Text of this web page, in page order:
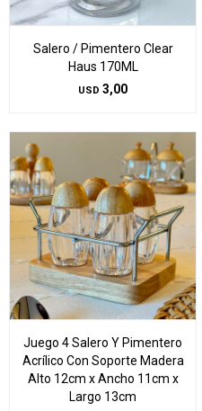
Salero / Pimentero Clear
Haus 170ML
USD 3,00
Juego 4 Salero Y Pimentero
Acrílico Con Soporte Madera
Alto 12cm x Ancho 11cm x
Largo 13cm